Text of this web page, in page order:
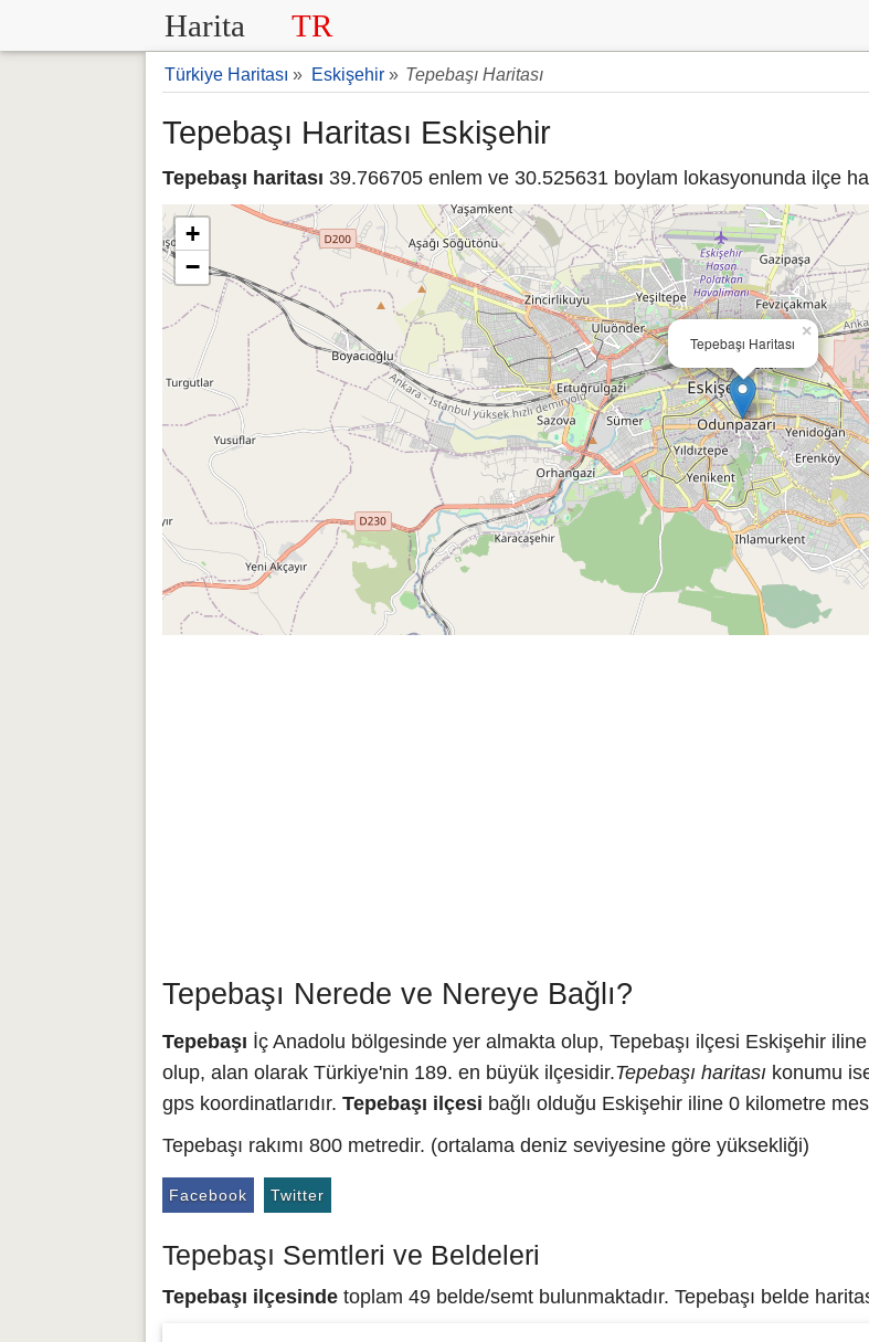
Harita TR
Türkiye Haritası » Eskişehir » Tepebaşı Haritası
Tepebaşı Haritası Eskişehir
Tepebaşı haritası 39.766705 enlem ve 30.525631 boylam lokasyonunda ilçe
Tepebaşı Haritası
×
+
−
Tepebaşı Nerede ve Nereye Bağlı?
Tepebaşı İç Anadolu bölgesinde yer almakta olup, Tepebaşı ilçesi Eskişehir iline
olup, alan olarak Türkiye'nin 189. en büyük ilçesidir.Tepebaşı haritası konumu
gps koordinatlarıdır. Tepebaşı ilçesi bağlı olduğu Eskişehir iline 0 kilometre
Tepebaşı rakımı 800 metredir. (ortalama deniz seviyesine göre yüksekliği)
Facebook Twitter
Tepebaşı Semtleri ve Beldeleri
Tepebaşı ilçesinde toplam 49 belde/semt bulunmaktadır. Tepebaşı belde